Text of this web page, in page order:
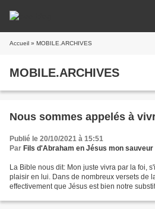
Accueil » MOBILE.ARCHIVES
MOBILE.ARCHIVES
Nous sommes appelés à
Publié le 20/10/2021 à 15:51
Par Fils d'Abraham en Jésus mon sauveur
La Bible nous dit: Mon juste vivra par la foi,
plaisir en lui. Dans de nombreux versets de
effectivement que Jésus est bien notre